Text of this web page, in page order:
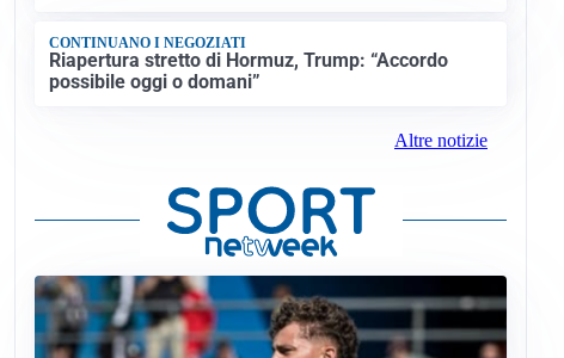
CONTINUANO I NEGOZIATI
Riapertura stretto di Hormuz, Trump: “Accordo
possibile oggi o domani”
Altre notizie